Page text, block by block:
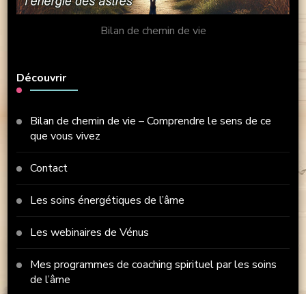
Bilan de chemin de vie
Découvrir
Bilan de chemin de vie – Comprendre le sens de ce
que vous vivez
Contact
Les soins énergétiques de l’âme
Les webinaires de Vénus
Mes programmes de coaching spirituel par les soins
de l’âme